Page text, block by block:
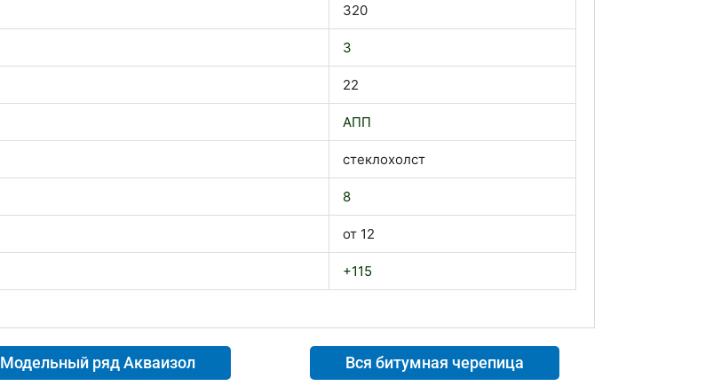
320
3
22
АПП
стеклохолст
8
от 12
+115
Модельный ряд Акваизол Вся битумная черепица